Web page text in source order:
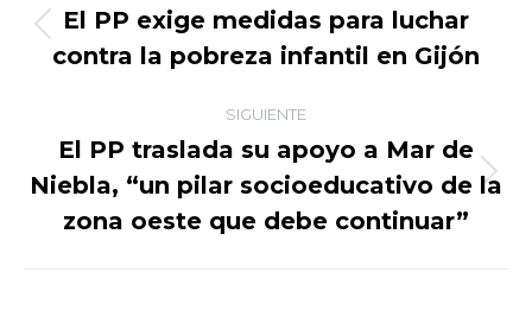
entre
publicaciones
Publicación
anterior:
El PP exige medidas para luchar
contra la pobreza infantil en Gijón
SIGUIENTE
Publicación
siguiente:
El PP traslada su apoyo a Mar de
Niebla, “un pilar socioeducativo de la
zona oeste que debe continuar”